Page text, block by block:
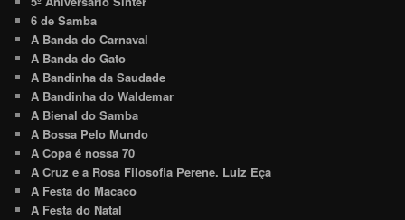
6 de Samba
A Banda do Carnaval
A Banda do Gato
A Bandinha da Saudade
A Bandinha do Waldemar
A Bienal do Samba
A Bossa Pelo Mundo
A Copa é nossa 70
A Cruz e a Rosa Filosofia Perene. Luiz Eça
A Festa do Macaco
A Festa do Natal